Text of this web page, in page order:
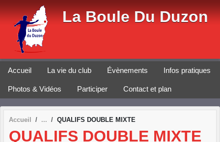
La Boule Du Duzon
Accueil La vie du club Évènements Infos pratiques
Photos & Vidéos Participer Contact et plan
Accueil QUALIFS DOUBLE MIXTE
QUALIFS DOUBLE MIXTE
Panneau de gestion des cookies